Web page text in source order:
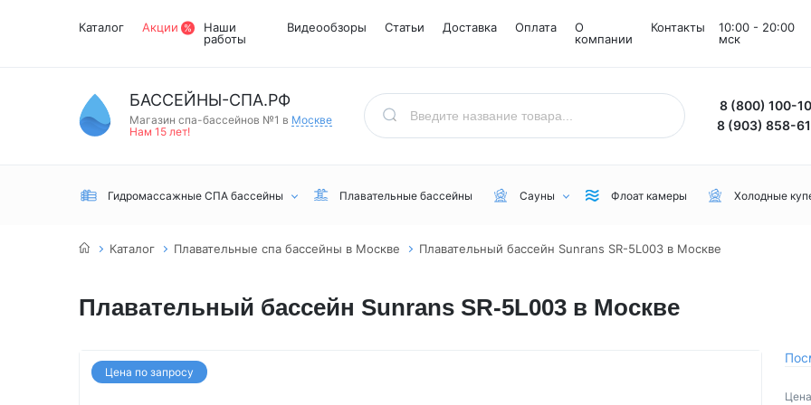
Каталог Акции
Наши
работы
Видеообзоры Статьи Доставка Оплата
О
компании
Контакты
10:00 - 20:00
мск
БАССЕЙНЫ-СПА.РФ
Магазин спа-бассейнов №1 в Москве
Нам 15 лет!
8 (800) 100-
8 (903) 858-
Гидромассажные СПА бассейны
Уличные
NordicSpa
Плавательные бассейны Сауны
сауны
Снежные комнаты
Флоат камеры Холодные
Каталог Плавательные спа бассейны в Москве Плавательный бассейн Sunrans SR-5L003 в Москве
Плавательный бассейн Sunrans SR-5L003 в Москве
Цена по запросу